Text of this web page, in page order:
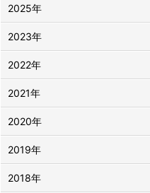
2025年
2023年
2022年
2021年
2020年
2019年
2018年